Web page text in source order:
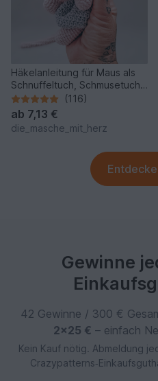
Häkelanleitung für Maus als
Schnuffeltuch, Schmusetuch
häkeln, Maus häkeln
(116)
ab 7,13 €
die_masche_mit_herz
Gewinne
42 Gewinne / 300 €
2×25 € – einfach
Kein Kauf nötig. Abmeldung